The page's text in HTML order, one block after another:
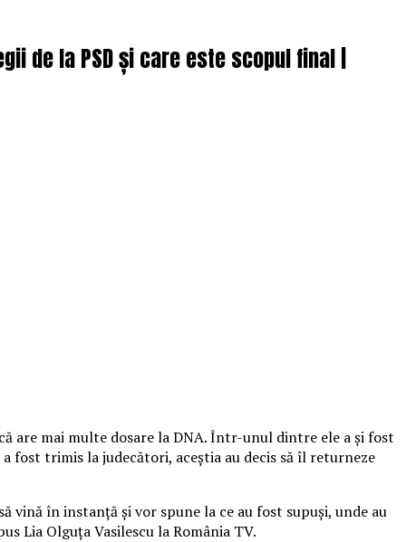
de la PSD și care este scopul final |
are mai multe dosare la DNA. Într-unul dintre ele a şi fost
fost trimis la judecători, aceştia au decis să îl returneze
în instanţă şi vor spune la ce au fost supuşi, unde au
Lia Olguţa Vasilescu la România TV.